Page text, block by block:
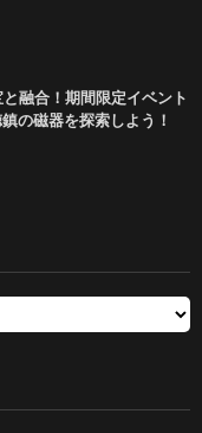
と融合！期間限定イベント
の磁器を探索しよう！